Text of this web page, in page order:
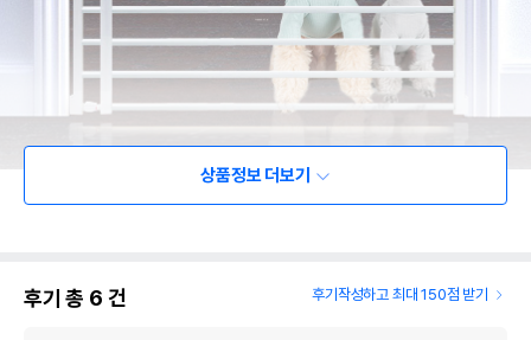
상품정보 더보기
후기 총 6 건 후기작성하고 최대 150점 받기